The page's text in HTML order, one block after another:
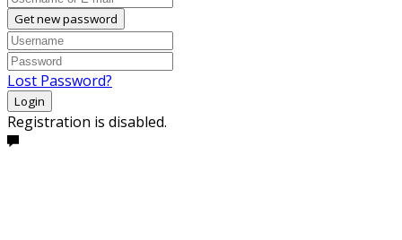
Get new password
Lost Password?
Login
Registration is disabled.